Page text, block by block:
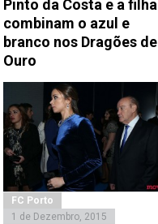
Pinto da Costa e a filha
combinam o azul e
branco nos Dragões de
Ouro
FC Porto
1 de Dezembro, 2015